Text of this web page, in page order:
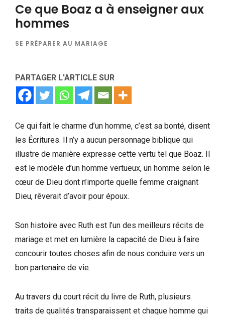
Ce que Boaz a à enseigner aux
hommes
SE PRÉPARER AU MARIAGE
PARTAGER L'ARTICLE SUR
Ce qui fait le charme d’un homme, c’est sa bonté, disent
les Écritures. Il n’y a aucun personnage biblique qui
illustre de manière expresse cette vertu tel que Boaz. Il
est le modèle d’un homme vertueux, un homme selon le
cœur de Dieu dont n’importe quelle femme craignant
Dieu, rêverait d’avoir pour époux.
Son histoire avec Ruth est l’un des meilleurs récits de
mariage et met en lumière la capacité de Dieu à faire
concourir toutes choses afin de nous conduire vers un
bon partenaire de vie.
Au travers du court récit du livre de Ruth, plusieurs
traits de qualités transparaissent et chaque homme qui